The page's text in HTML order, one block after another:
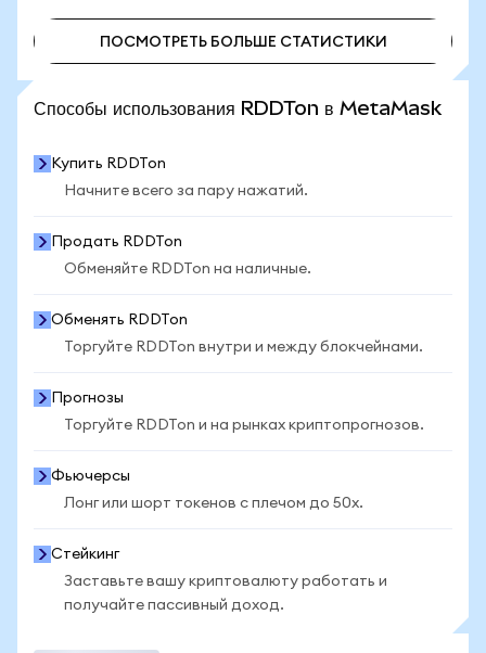
ПОСМОТРЕТЬ БОЛЬШЕ СТАТИСТИКИ
Способы использования RDDTon в MetaMask
Купить RDDTon
Начните всего за пару нажатий.
Продать RDDTon
Обменяйте RDDTon на наличные.
Обменять RDDTon
Торгуйте RDDTon внутри и между блокчейнами.
Прогнозы
Торгуйте RDDTon и на рынках криптопрогнозов.
Фьючерсы
Лонг или шорт токенов с плечом до 50x.
Стейкинг
Заставьте вашу криптовалюту работать и
получайте пассивный доход.